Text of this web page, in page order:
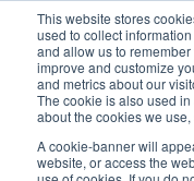
This website stores
used to collect
and allow us to
improve and customize
and metrics about our
The cookie is also used
about the cookies we
A cookie-banner will
website, or access the